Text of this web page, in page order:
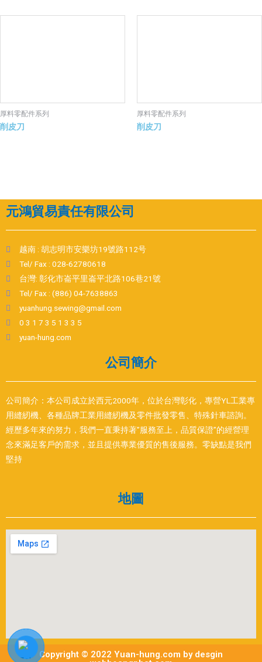
厚料零配件系列
削皮刀
厚料零配件系列
削皮刀
元鴻貿易責任有限公司
越南 : 胡志明市安樂坊19號路112号
Tel/ Fax : 028-62780618
台灣: 彰化市崙平里崙平北路106巷21號
Tel/ Fax : (886) 04-7638863
yuanhung.sewing@gmail.com
0 3 1 7 3 5 1 3 3 5
yuan-hung.com
公司簡介
公司簡介：本公司成立於西元2000年，位於台灣彰化，專營YL工業專
用縫紉機、各種品牌工業用縫紉機及零件批發零售、特殊針車諮詢。
經歷多年來的努力，我們一直秉持著”服務至上，品質保證”的經營理
念來滿足客戶的需求，並且提供專業優質的售後服務。零缺點是我們
堅持
地圖
Copyright © 2022 Yuan-hung.com by desgin